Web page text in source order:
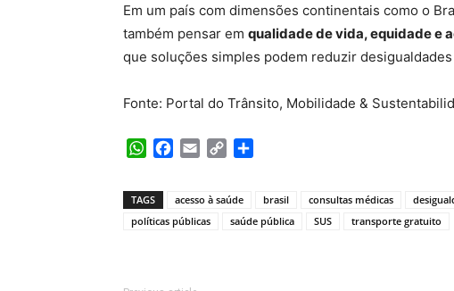
Em um país com dimensões continentais como o
também pensar em qualidade de vida, equidade e
que soluções simples podem reduzir
Fonte: Portal do Trânsito, Mobilidade &
WhatsApp
Facebook
Email Copy
TAGS acesso à saúde brasil consultas médicas
políticas públicas
saúde pública SUS transporte gratuito